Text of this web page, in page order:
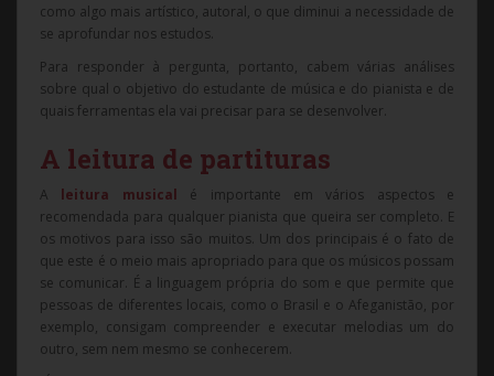
como algo mais artístico, autoral, o que diminui a necessidade de
se aprofundar nos estudos.
Para responder à pergunta, portanto, cabem várias análises
sobre qual o objetivo do estudante de música e do pianista e de
quais ferramentas ela vai precisar para se desenvolver.
A leitura de partituras
A leitura musical
é importante em vários aspectos e
recomendada para qualquer pianista que queira ser completo. E
os motivos para isso são muitos. Um dos principais é o fato de
que este é o meio mais apropriado para que os músicos possam
se comunicar. É a linguagem própria do som e que permite que
pessoas de diferentes locais, como o Brasil e o Afeganistão, por
exemplo, consigam compreender e executar melodias um do
outro, sem nem mesmo se conhecerem.